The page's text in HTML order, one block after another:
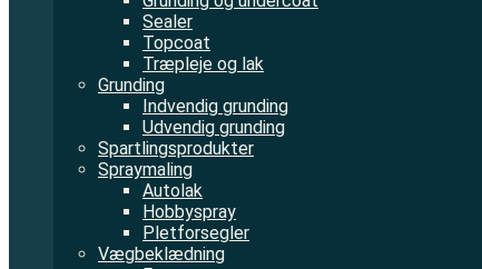
Sealer
Topcoat
Træpleje og lak
Grunding
Indvendig grunding
Udvendig grunding
Spartlingsprodukter
Spraymaling
Autolak
Hobbyspray
Pletforsegler
Vægbeklædning